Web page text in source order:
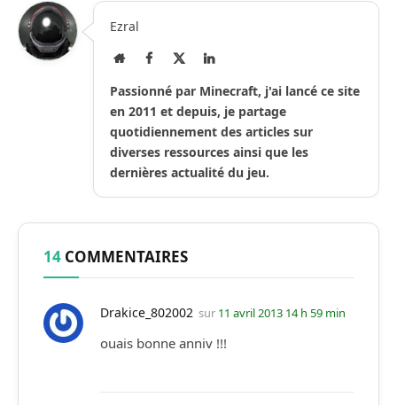
Ezral
Site
Facebook LinkedIn
Passionné par Minecraft, j'ai lancé ce site
en 2011 et depuis, je partage
quotidiennement des articles sur
diverses ressources ainsi que les
dernières actualité du jeu.
14 COMMENTAIRES
Drakice_802002 sur 11 avril 2013 14 h 59 min
ouais bonne anniv !!!